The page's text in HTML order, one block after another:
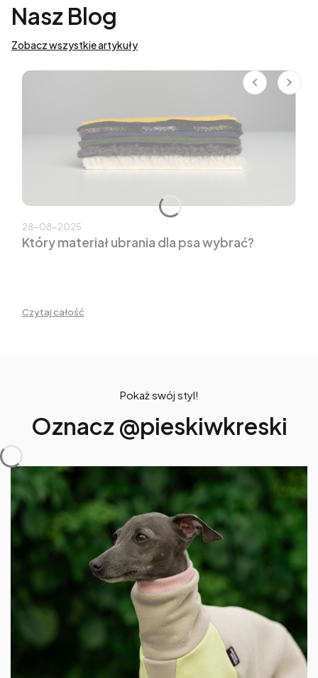
Nasz Blog
Zobacz wszystkie artykuły
28-08-2025
Który materiał ubrania dla psa wybrać?
Czytaj całość
Pokaż swój styl!
Oznacz @pieskiwkreski